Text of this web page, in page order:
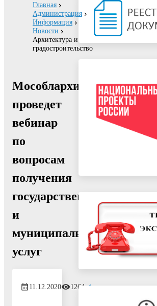
Главная
Администрация
Информация
Новости
Архитектура и
градостроительство
Мособлархитектура
проведет
вебинар
по
вопросам
получения
государственных
и
муниципальных
услуг
11.12.2020 1264